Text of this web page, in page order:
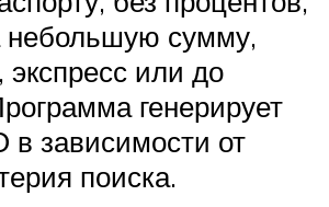
небольшую сумму,
или до
генерирует
зависимости от
поиска.